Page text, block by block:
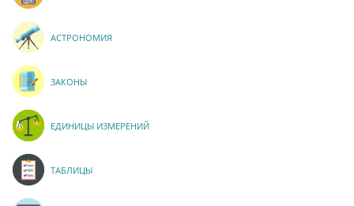
АСТРОНОМИЯ
ЗАКОНЫ
ЕДИНИЦЫ ИЗМЕРЕНИЙ
ТАБЛИЦЫ